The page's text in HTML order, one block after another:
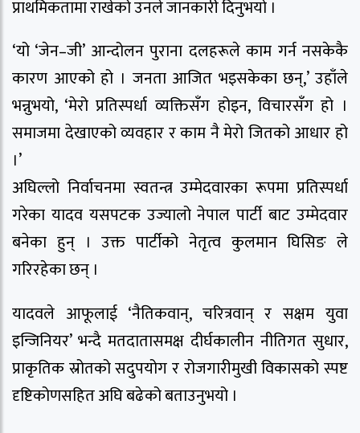
प्राथमिकतामा राखेको उनले जानकारी दिनुभयो ।
‘यो ‘जेन–जी’ आन्दोलन पुराना दलहरूले काम गर्न नसकेकै
कारण आएको हो । जनता आजित भइसकेका छन्,’ उहाँले
भन्नुभयो, ‘मेरो प्रतिस्पर्धा व्यक्तिसँग होइन, विचारसँग हो ।
समाजमा देखाएको व्यवहार र काम नै मेरो जितको आधार हो
।’
अघिल्लो निर्वाचनमा स्वतन्त्र उम्मेदवारका रूपमा प्रतिस्पर्धा
गरेका यादव यसपटक उज्यालो नेपाल पार्टी बाट उम्मेदवार
बनेका हुन् । उक्त पार्टीको नेतृत्व कुलमान घिसिङ ले
गरिरहेका छन् ।
यादवले आफूलाई ‘नैतिकवान्, चरित्रवान् र सक्षम युवा
इन्जिनियर’ भन्दै मतदातासमक्ष दीर्घकालीन नीतिगत सुधार,
प्राकृतिक स्रोतको सदुपयोग र रोजगारीमुखी विकासको स्पष्ट
दृष्टिकोणसहित अघि बढेको बताउनुभयो ।